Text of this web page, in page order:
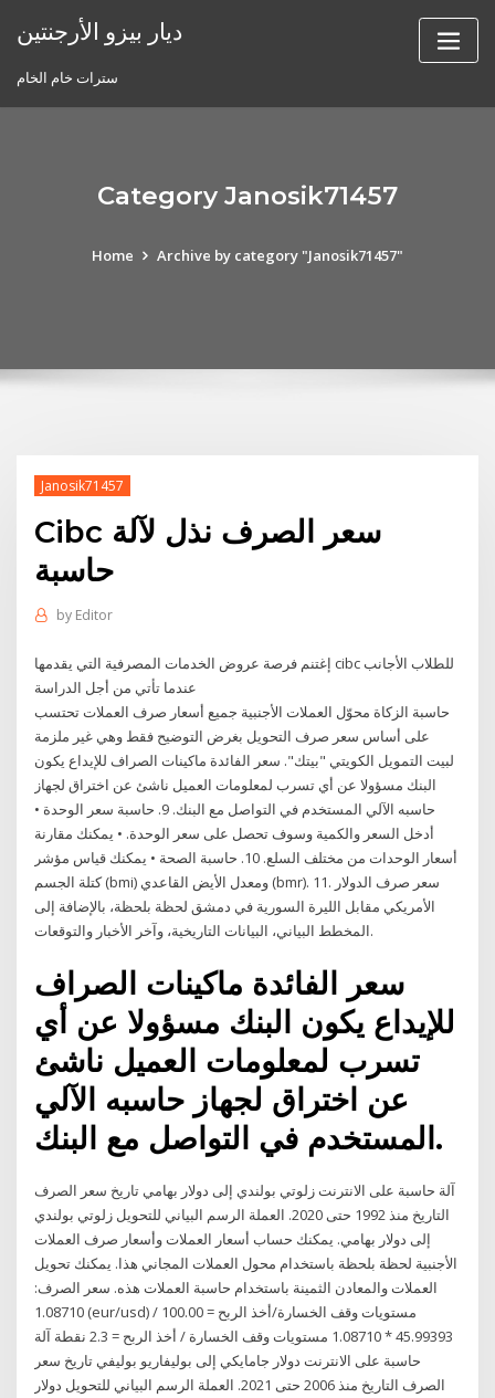
ديار بيزو الأرجنتين
سترات خام الخام
Category Janosik71457
Home Archive by category "Janosik71457"
Janosik71457
Cibc سعر الصرف نذل لآلة
حاسبة
by Editor
إغتنم فرصة عروض الخدمات المصرفية التي يقدمها cibc للطلاب الأجانب
عندما تأتي من أجل الدراسة
حاسبة الزكاة محوّل العملات الأجنبية جميع أسعار صرف العملات تحتسب
على أساس سعر صرف التحويل بغرض التوضيح فقط وهي غير ملزمة
لبيت التمويل الكويتي "بيتك". سعر الفائدة ماكينات الصراف للإيداع يكون
البنك مسؤولا عن أي تسرب لمعلومات العميل ناشئ عن اختراق لجهاز
حاسبه الآلي المستخدم في التواصل مع البنك. 9. حاسبة سعر الوحدة •
أدخل السعر والكمية وسوف تحصل على سعر الوحدة. • يمكنك مقارنة
أسعار الوحدات من مختلف السلع. 10. حاسبة الصحة • يمكنك قياس مؤشر
كتلة الجسم (bmi) ومعدل الأيض القاعدي (bmr). 11. سعر صرف الدولار
الأمريكي مقابل الليرة السورية في دمشق لحظة بلحظة، بالإضافة إلى
المخطط البياني، البيانات التاريخية، وآخر الأخبار والتوقعات.
سعر الفائدة ماكينات الصراف
للإيداع يكون البنك مسؤولا عن أي
تسرب لمعلومات العميل ناشئ
عن اختراق لجهاز حاسبه الآلي
المستخدم في التواصل مع البنك.
آلة حاسبة على الانترنت زلوتي بولندي إلى دولار بهامي تاريخ سعر الصرف
التاريخ منذ 1992 حتى 2020. العملة الرسم البياني للتحويل زلوتي بولندي
إلى دولار بهامي. يمكنك حساب أسعار العملات وأسعار صرف العملات
الأجنبية لحظة بلحظة باستخدام محول العملات المجاني هذا. يمكنك تحويل
العملات والمعادن الثمينة باستخدام حاسبة العملات هذه. سعر الصرف:
1.08710 (eur/usd) مستويات وقف الخسارة/أخذ الربح = 100.00 /
45.99393 * 1.08710 مستويات وقف الخسارة / أخذ الربح = 2.3 نقطة آلة
حاسبة على الانترنت دولار جامايكي إلى بوليفاريو بوليفي تاريخ سعر
الصرف التاريخ منذ 2006 حتى 2021. العملة الرسم البياني للتحويل دولار